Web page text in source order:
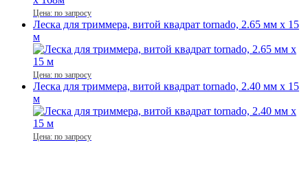
Цена: по запросу
Леска для триммера, витой квадрат tornado, 2.65 мм x 15
м
Цена: по запросу
Леска для триммера, витой квадрат tornado, 2.40 мм x 15
м
Цена: по запросу